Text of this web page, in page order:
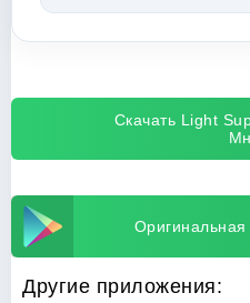
Скачать Light
Другие приложения: